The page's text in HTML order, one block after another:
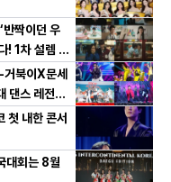
반짝이던 우
! 1차 설렘 티
북이X문세
댄스 레전드
첫 내한 콘서
대회는 8월